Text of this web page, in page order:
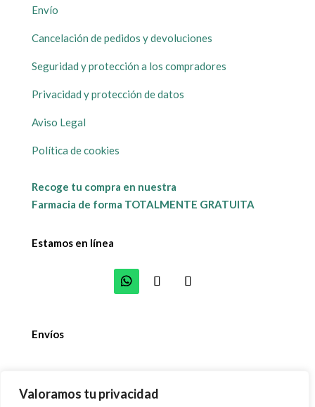
Valoramos tu privacidad
Envío
Cancelación de pedidos y devoluciones
Seguridad y protección a los compradores
Privacidad y protección de datos
Aviso Legal
Política de cookies
Recoge tu compra en nuestra
Farmacia de forma TOTALMENTE GRATUITA
Estamos en línea
Envíos